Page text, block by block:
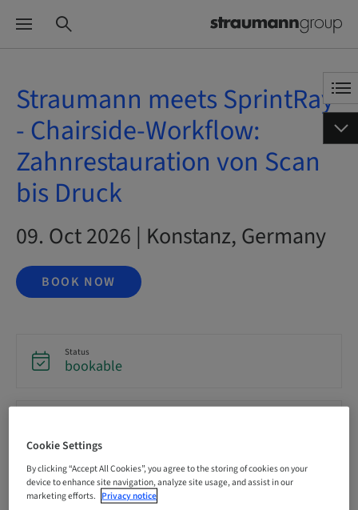
Straumann meets SprintRay
- Chairside-Workflow:
Zahnrestauration von Scan
bis Druck
09. Oct 2026 | Konstanz, Germany
BOOK NOW
Status
bookable
Language
German
Cookie Settings
By clicking “Accept All Cookies”, you agree to the storing of cookies on your
device to enhance site navigation, analyze site usage, and assist in our
marketing efforts. Privacy notice